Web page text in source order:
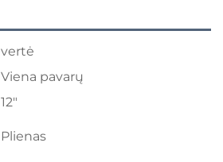
vertė
Viena pavarų
12"
Plienas